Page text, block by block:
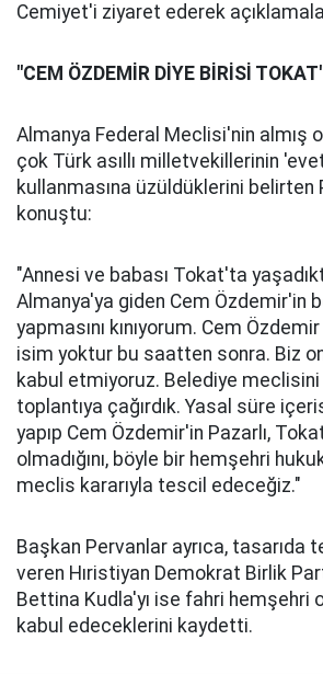
Cemiyet'i ziyaret ederek
"CEM ÖZDEMİR DİYE BİRİSİ
Almanya Federal Meclisi'nin almış
çok Türk asıllı milletvekillerinin
kullanmasına üzüldüklerini belirten
konuştu:
"Annesi ve babası Tokat'ta
Almanya'ya giden Cem Özdemir'in
yapmasını kınıyorum. Cem
isim yoktur bu saatten sonra. Biz
kabul etmiyoruz. Belediye
toplantıya çağırdık. Yasal süre
yapıp Cem Özdemir'in Pazarlı,
olmadığını, böyle bir hemşehri
meclis kararıyla tescil edeceğiz."
Başkan Pervanlar ayrıca, tasarıda
veren Hıristiyan Demokrat Birlik
Bettina Kudla'yı ise fahri hemşehri
kabul edeceklerini kaydetti.